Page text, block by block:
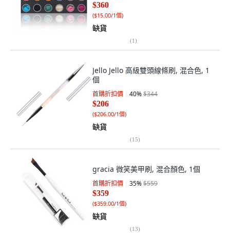
$360
($15.00/1個)
缺貨
(1)
Jello Jello 高級雙頭線條刷, 混合色, 1
個
首購折扣價 40%$344
$206
($206.00/1個)
缺貨
(15)
gracia 微笑美甲刷, 混合顏色, 1個
首購折扣價 35%$559
$359
($359.00/1個)
缺貨
(13)